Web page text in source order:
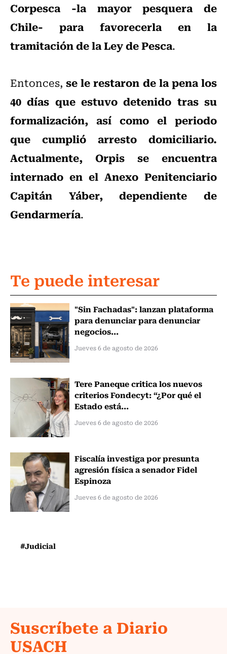
Corpesca -la mayor pesquera de
Chile- para favorecerla en la
tramitación de la Ley de Pesca.
Entonces,se le restaron de la pena los
40 días que estuvo detenido tras su
formalización, así como el periodo
que cumplió arresto domiciliario.
Actualmente, Orpis se encuentra
internado en el Anexo Penitenciario
Capitán Yáber, dependiente de
Gendarmería.
Te puede interesar
"Sin Fachadas": lanzan plataforma
para denunciar para denunciar
negocios...
Jueves 6 de agosto de 2026
Tere Paneque critica los nuevos
criterios Fondecyt: “¿Por qué el
Estado está...
Jueves 6 de agosto de 2026
Fiscalía investiga por presunta
agresión física a senador Fidel
Espinoza
Jueves 6 de agosto de 2026
#Judicial